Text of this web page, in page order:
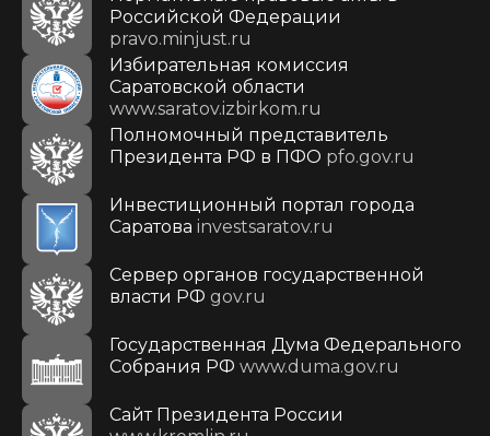
Российской Федерации
pravo.minjust.ru
Избирательная комиссия
Саратовской области
www.saratov.izbirkom.ru
Полномочный представитель
Президента РФ в ПФО pfo.gov.ru
Инвестиционный портал города
Саратова investsaratov.ru
Сервер органов государственной
власти РФ gov.ru
Государственная Дума Федерального
Собрания РФ www.duma.gov.ru
Cайт Президента России